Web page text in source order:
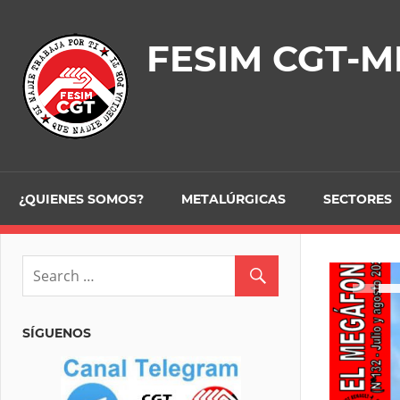
content
FESIM CGT-
¿QUIENES SOMOS? METALÚRGICAS SECTORES
SÍGUENOS